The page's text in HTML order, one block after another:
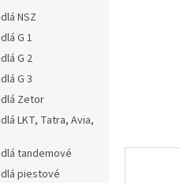
NSZ
G 1
G 2
G 3
Zetor
LKT, Tatra, Avia,
tandemové
piestové